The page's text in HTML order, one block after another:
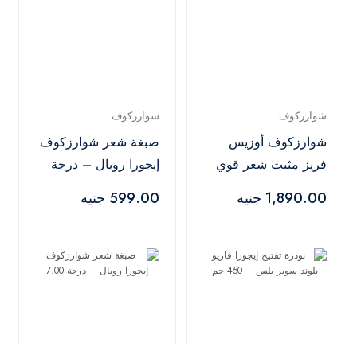
شوارزكوف
شوارزكوف أوزيس
فريز مثبت شعر قوي
1,890.00 جنيه
شوارزكوف
صبغة شعر شوارزكوف
إيجورا رويال – درجة
599.00 جنيه